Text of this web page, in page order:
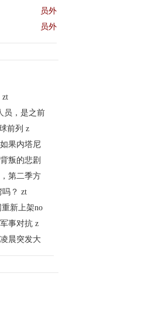
员外
员外
zt
员，是之前
前列 z
果内塔尼
叛的悲剧
第二季方
？ zt
新上架no
事对抗 z
晨突发大